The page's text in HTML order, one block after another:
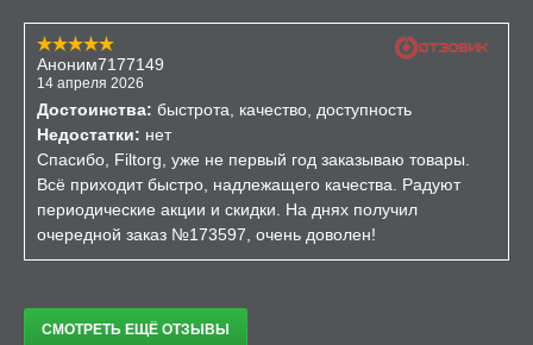
Аноним7177149
14 апреля 2026
Достоинства: быстрота, качество, доступность
Недостатки: нет
Спасибо, Filtorg, уже не первый год заказываю товары.
Всё приходит быстро, надлежащего качества. Радуют
периодические акции и скидки. На днях получил
очередной заказ №173597, очень доволен!
СМОТРЕТЬ ЕЩЁ ОТЗЫВЫ